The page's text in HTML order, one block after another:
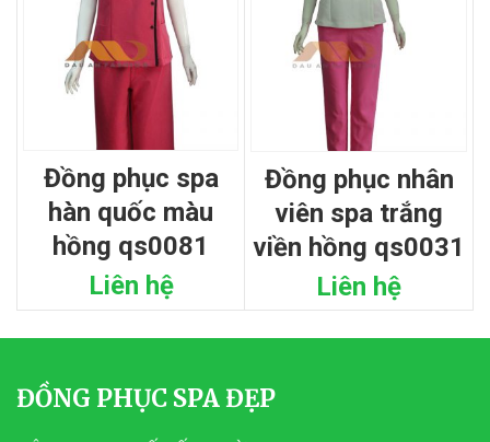
đồng phục spa
hàn quốc màu
hồng qs0081
Liên hệ
đồng phục nhân
viên spa trắng
viền hồng qs0031
Liên hệ
ĐỒNG PHỤC SPA ĐẸP